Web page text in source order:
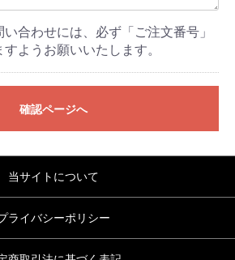
合わせには、必ず「ご注文番号」
ようお願いいたします。
確認ページへ
当サイトについて
ライバシーポリシー